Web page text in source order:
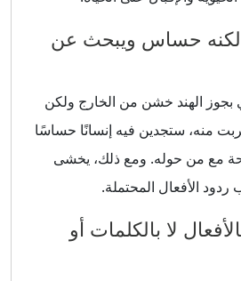
لكنه حساس ويبحث عن
الهند خشن من الخارج ولكن
منه، ستجدين فيه إنسانًا حساسًا
مع من حوله. ومع ذلك، يخشى
الأفعال المحتملة.
لا بالكلمات أو